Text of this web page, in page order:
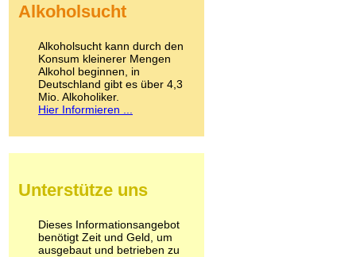
Kokain
LSD
Marihuana
Medikamente
Meskalin
Metamphetamin
Methadon
Pilze
Psychopharmaka
Schlafmittel
Schmerzmittel
Alkoholsucht
Alkoholsucht kann durch den
Konsum kleinerer Mengen
Alkohol beginnen, in
Deutschland gibt es über 4,3
Mio. Alkoholiker.
Hier Informieren ...
Unterstütze uns
Dieses Informationsangebot
benötigt Zeit und Geld, um
ausgebaut und betrieben zu